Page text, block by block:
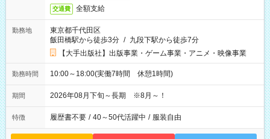
交通費 全額支給
勤務地
東京都千代田区
飯田橋駅から徒歩3分 / 九段下駅から徒歩7分
【大手出版社】出版事業・ゲーム事業・アニメ・映像事業
勤務時間 10:00～18:00(実働7時間 休憩1時間)
期間 2026年08月下旬～長期 ※8月～！
特徴 履歴書不要 / 40～50代活躍中 / 服装自由